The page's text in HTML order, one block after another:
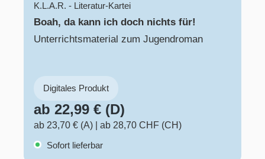
K.L.A.R. - Literatur-Kartei
Boah, da kann ich doch nichts für!
Unterrichtsmaterial zum Jugendroman
Digitales Produkt
ab 22,99 € (D)
ab 23,70 € (A)
ab 28,70 CHF (CH)
Sofort lieferbar